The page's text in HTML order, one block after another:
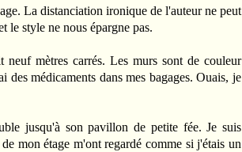
La distanciation ironique de l'auteur ne peut
le style ne nous épargne pas.
mètres carrés. Les murs sont de couleur
médicaments dans mes bagages. Ouais, je
jusqu'à son pavillon de petite fée. Je suis
mon étage m'ont regardé comme si j'étais un